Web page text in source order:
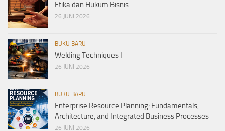
Etika dan Hukum Bisnis
26 JUNI 2026
BUKU BARU
Welding Techniques I
26 JUNI 2026
BUKU BARU
Enterprise Resource Planning: Fundamentals,
Architecture, and Integrated Business Processes
26 JUNI 2026